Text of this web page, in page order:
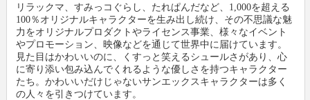
リラックマ、すみっコぐらし、たれぱんだなど、1,000を超える
100％オリジナルキャラクターを生み出し続け、その不思議な魅
力をオリジナルプロダクトやライセンス事業、様々なイベント
やプロモーション、映像などを通じて世界中に届けています。
見た目はかわいいのに、くすっと笑えるシュールさがあり、心
に寄り添い包み込んでくれるような優しさを持つキャラクター
たち。かわいいだけじゃないサンエックスキャラクターは多く
の人々を引きつけています。